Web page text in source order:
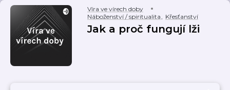
Víra ve vírech doby
Náboženství / spiritualita, Křesťanství
Jak a proč fungují lži